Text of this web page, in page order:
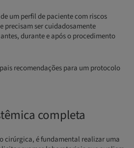
um perfil de paciente com riscos
precisam ser cuidadosamente
durante e após o procedimento
recomendações para um protocolo
completa
cirúrgica, é fundamental realizar uma